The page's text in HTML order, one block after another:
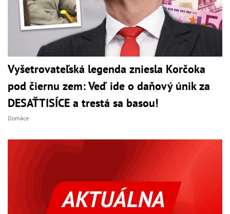
Vyšetrovateľská legenda zniesla Korčoka
pod čiernu zem: Veď ide o daňový únik za
DESAŤTISÍCE a trestá sa basou!
Domáce